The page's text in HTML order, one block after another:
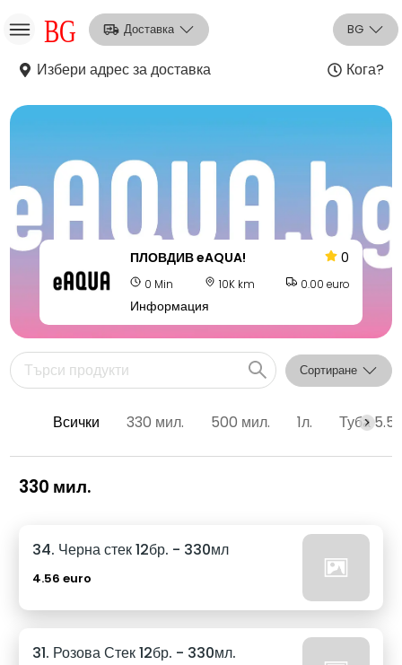
НО
Регистрация
Доставка BG
Избери адрес за доставка Кога?
ПЛОВДИВ eAQUA! 0
0 Min 10K km 0.00 euro
Информация
Сортиране
Всички 330 мил. 500 мил. 1л. Туба
330 мил.
34. Черна стек 12бр. - 330мл
4.56 euro
31. Розова Стек 12бр. - 330мл.